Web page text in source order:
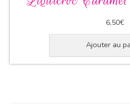
6,50€
Ajouter au